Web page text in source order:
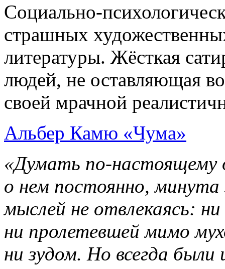
Социально-
страшных
литературы. Жёсткая
людей, не оставляющая
своей мрачной
Альбер Камю «Чума»
«Думать по-настоящему
о нем постоянно,
мыслей не отвлекаясь:
ни пролетевшей мимо
ни зудом. Но всегда были